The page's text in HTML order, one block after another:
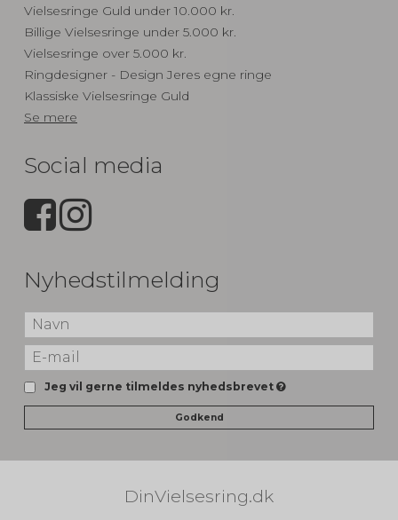
Vielsesringe Guld under 10.000 kr.
Billige Vielsesringe under 5.000 kr.
Vielsesringe over 5.000 kr.
Ringdesigner - Design Jeres egne ringe
Klassiske Vielsesringe Guld
Se mere
Social media
Nyhedstilmelding
Jeg vil gerne tilmeldes nyhedsbrevet
Godkend
DinVielsesring.dk